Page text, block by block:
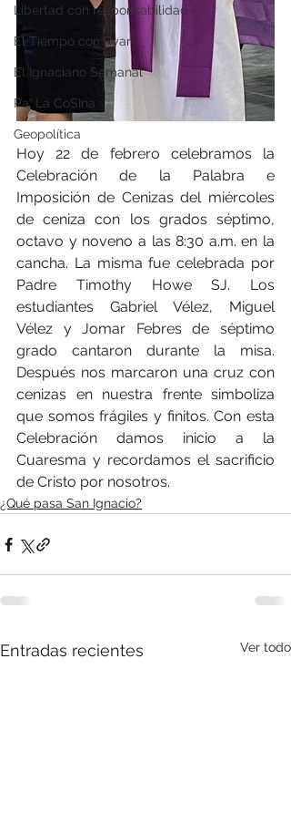
Libertad con responsabilidad
El Tiempo con Ryan
El Ignaciano Semanal
Pa' La CoSIna
Geopolítica
Hoy 22 de febrero celebramos la
Celebración de la Palabra e
Imposición de Cenizas del miércoles
de ceniza con los grados séptimo,
octavo y noveno a las 8:30 a.m. en la
cancha. La misma fue celebrada por
Padre Timothy Howe SJ. Los
estudiantes Gabriel Vélez, Miguel
Vélez y Jomar Febres de séptimo
grado cantaron durante la misa.
Después nos marcaron una cruz con
cenizas en nuestra frente simboliza
que somos frágiles y finitos. Con esta
Celebración damos inicio a la
Cuaresma y recordamos el sacrificio
de Cristo por nosotros.
¿Qué pasa San Ignacio?
Entradas recientes Ver todo